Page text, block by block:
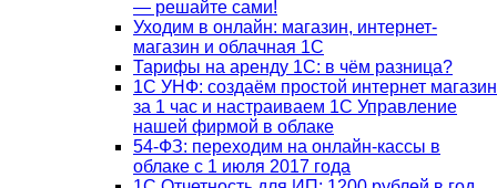
— решайте сами!
Уходим в онлайн: магазин, интернет-
магазин и облачная 1С
Тарифы на аренду 1С: в чём разница?
1С УНФ: создаём простой интернет магазин
за 1 час и настраиваем 1С Управление
нашей фирмой в облаке
54-ФЗ: переходим на онлайн-кассы в
облаке с 1 июля 2017 года